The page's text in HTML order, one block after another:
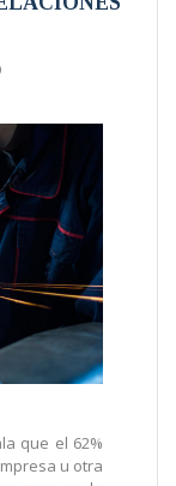
que el 62%
u otra